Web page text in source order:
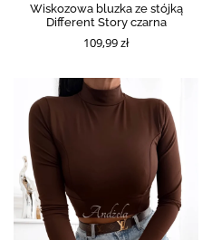
Wiskozowa bluzka ze stójką
Different Story czarna
109,99 zł